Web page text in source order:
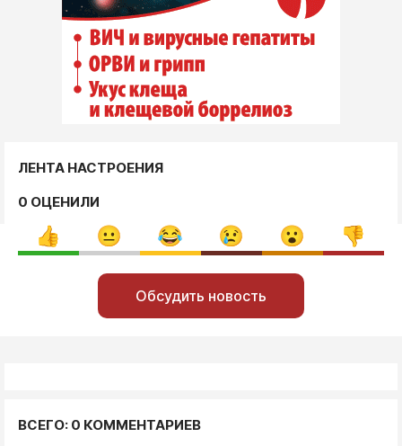
ЛЕНТА НАСТРОЕНИЯ
0 ОЦЕНИЛИ
Обсудить новость
ВСЕГО: 0 КОММЕНТАРИЕВ